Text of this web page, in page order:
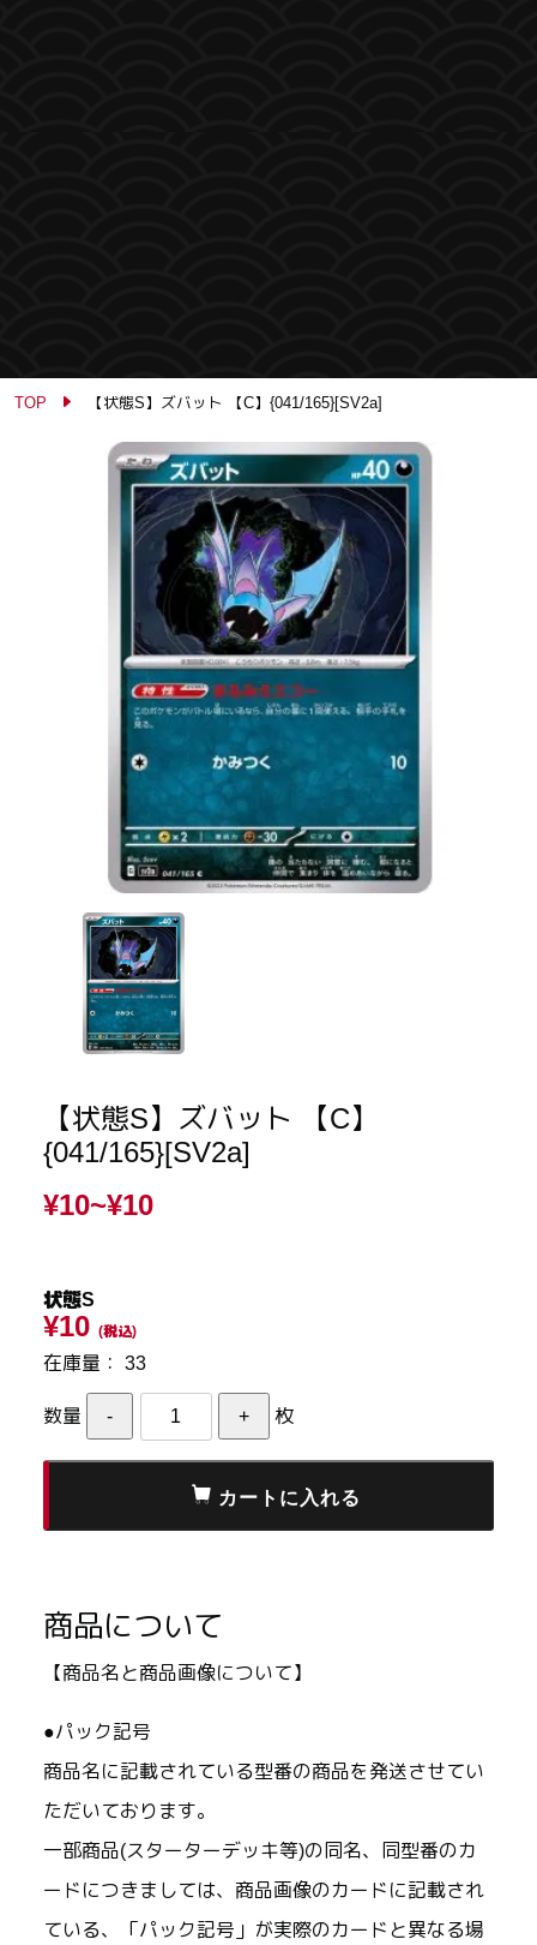
TOP 【状態S】ズバット 【C】{041/165}[SV2a]
【状態S】ズバット 【C】
{041/165}[SV2a]
¥10~¥10
状態S
¥10 (税込)
在庫量： 33
数量 枚
商品について
【商品名と商品画像について】
●パック記号
商品名に記載されている型番の商品を発送させてい
ただいております。
一部商品(スターターデッキ等)の同名、同型番のカ
ードにつきましては、商品画像のカードに記載され
ている、「パック記号」が実際のカードと異なる場